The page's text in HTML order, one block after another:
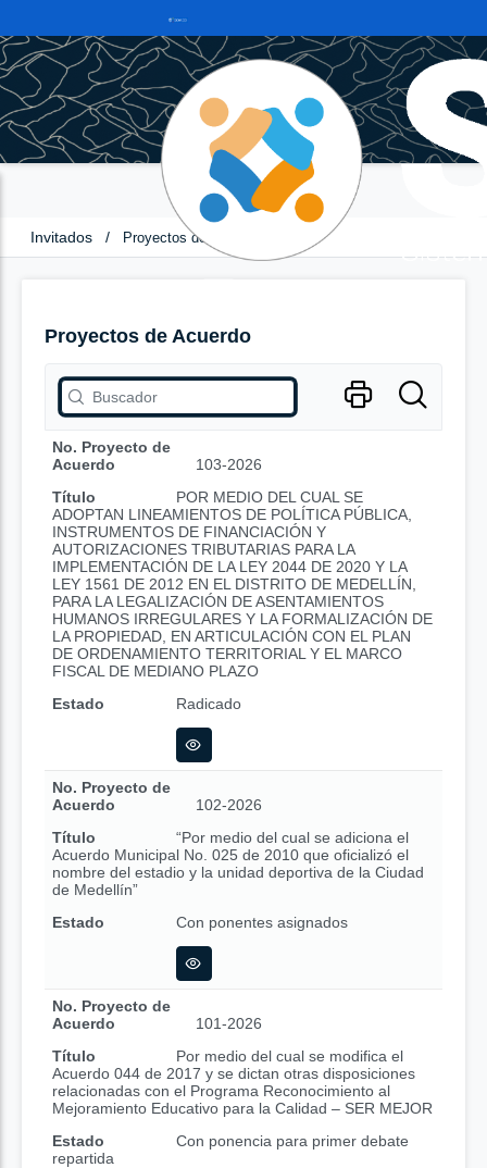
Invitados / Proyectos de Acuerdo
Proyectos de Acuerdo
No. Proyecto de
Acuerdo
103-2026
Título
POR MEDIO DEL CUAL SE
ADOPTAN LINEAMIENTOS DE POLÍTICA PÚBLICA,
INSTRUMENTOS DE FINANCIACIÓN Y
AUTORIZACIONES TRIBUTARIAS PARA LA
IMPLEMENTACIÓN DE LA LEY 2044 DE 2020 Y LA
LEY 1561 DE 2012 EN EL DISTRITO DE MEDELLÍN,
PARA LA LEGALIZACIÓN DE ASENTAMIENTOS
HUMANOS IRREGULARES Y LA FORMALIZACIÓN DE
LA PROPIEDAD, EN ARTICULACIÓN CON EL PLAN
DE ORDENAMIENTO TERRITORIAL Y EL MARCO
FISCAL DE MEDIANO PLAZO
Estado
Radicado
No. Proyecto de
Acuerdo
102-2026
Título
“Por medio del cual se adiciona el
Acuerdo Municipal No. 025 de 2010 que oficializó el
nombre del estadio y la unidad deportiva de la Ciudad
de Medellín”
Estado
Con ponentes asignados
No. Proyecto de
Acuerdo
101-2026
Título
Por medio del cual se modifica el
Acuerdo 044 de 2017 y se dictan otras disposiciones
relacionadas con el Programa Reconocimiento al
Mejoramiento Educativo para la Calidad – SER MEJOR
Estado
Con ponencia para primer debate
repartida